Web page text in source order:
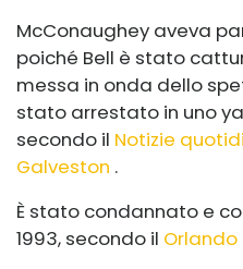
McConaughey aveva
poiché Bell è stato
messa in onda dello
stato arrestato in uno
secondo il Notizie
Galveston .
È stato condannato e
1993, secondo il Orlando